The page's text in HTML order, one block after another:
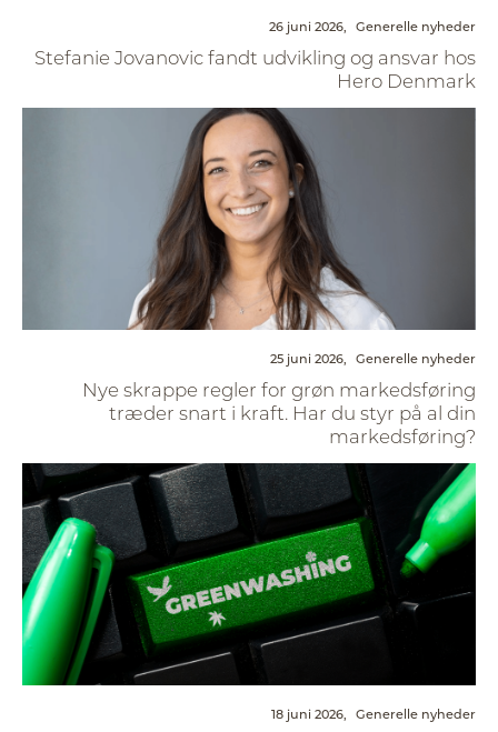
26 juni 2026, Generelle nyheder
Stefanie Jovanovic fandt udvikling og ansvar hos
Hero Denmark
25 juni 2026, Generelle nyheder
Nye skrappe regler for grøn markedsføring
træder snart i kraft. Har du styr på al din
markedsføring?
18 juni 2026, Generelle nyheder